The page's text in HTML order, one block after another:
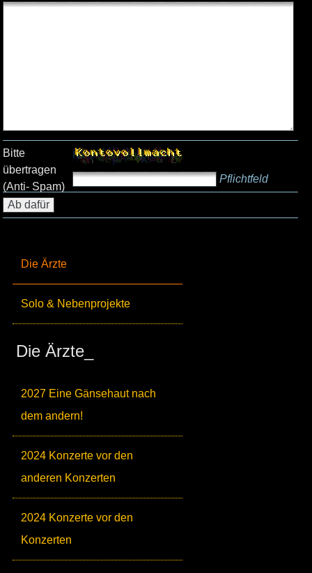
Die Ärzte
Solo & Nebenprojekte
Die Ärzte_
2027 Eine Gänsehaut nach
dem andern!
2024 Konzerte vor den
anderen Konzerten
2024 Konzerte vor den
Konzerten
Bitte
übertragen
(Anti- Spam)
Pflichtfeld